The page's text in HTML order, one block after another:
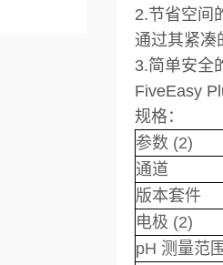
2.节省空间
通过其紧凑
3.简单安全
FiveEasy
规格：
参数 (2)
通道
版本套件
电极 (2)
pH 测量范